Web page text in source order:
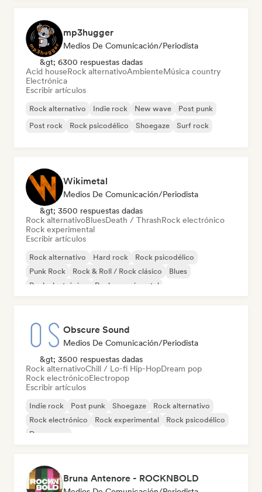
mp3hugger
Medios De Comunicación/Periodista
&gt; 6300 respuestas dadas
Acid houseRock alternativoAmbienteMúsica country
Electrónica
Escribir artículos
Rock alternativo Indie rock New wave
Post punk
Post rock
Rock psicodélico Shoegaze Surf rock
Wikimetal
Medios De Comunicación/Periodista
&gt; 3500 respuestas dadas
Rock alternativoBluesDeath / ThrashRock electrónico
Rock experimental
Escribir artículos
Rock alternativo Hard rock
Rock psicodélico
Punk Rock
Rock & Roll / Rock clásico
Blues
Rock electrónico
Rock experimental
Obscure Sound
Medios De Comunicación/Periodista
&gt; 3500 respuestas dadas
Rock alternativoChill / Lo-fi Hip-HopDream pop
Rock electrónicoElectropop
Escribir artículos
Indie rock Post punk Shoegaze
Rock alternativo
Rock electrónico
Rock experimental
Rock psicodélico
Dream pop
Bruna Antenore - ROCKNBOLD